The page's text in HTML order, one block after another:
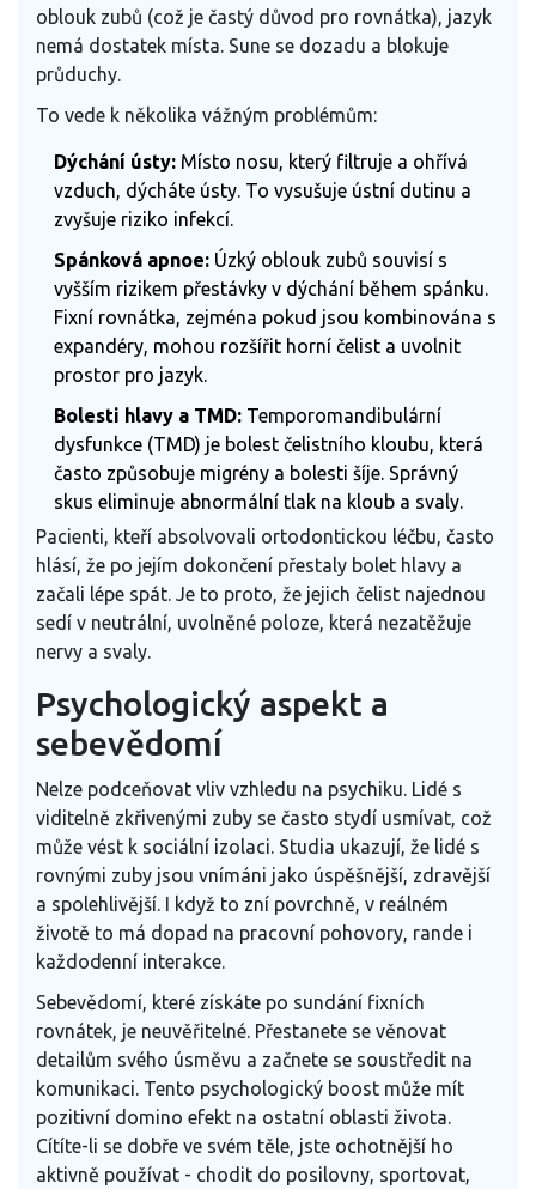
oblouk zubů (což je častý důvod pro rovnátka), jazyk
nemá dostatek místa. Sune se dozadu a blokuje
průduchy.
To vede k několika vážným problémům:
Dýchání ústy: Místo nosu, který filtruje a ohřívá
vzduch, dýcháte ústy. To vysušuje ústní dutinu a
zvyšuje riziko infekcí.
Spánková apnoe: Úzký oblouk zubů souvisí s
vyšším rizikem přestávky v dýchání během spánku.
Fixní rovnátka, zejména pokud jsou kombinována s
expandéry, mohou rozšířit horní čelist a uvolnit
prostor pro jazyk.
Bolesti hlavy a TMD: Temporomandibulární
dysfunkce (TMD) je bolest čelistního kloubu, která
často způsobuje migrény a bolesti šíje. Správný
skus eliminuje abnormální tlak na kloub a svaly.
Pacienti, kteří absolvovali ortodontickou léčbu, často
hlásí, že po jejím dokončení přestaly bolet hlavy a
začali lépe spát. Je to proto, že jejich čelist najednou
sedí v neutrální, uvolněné poloze, která nezatěžuje
nervy a svaly.
Psychologický aspekt a
sebevědomí
Nelze podceňovat vliv vzhledu na psychiku. Lidé s
viditelně zkřivenými zuby se často stydí usmívat, což
může vést k sociální izolaci. Studia ukazují, že lidé s
rovnými zuby jsou vnímáni jako úspěšnější, zdravější
a spolehlivější. I když to zní povrchně, v reálném
životě to má dopad na pracovní pohovory, rande i
každodenní interakce.
Sebevědomí, které získáte po sundání fixních
rovnátek, je neuvěřitelné. Přestanete se věnovat
detailům svého úsměvu a začnete se soustředit na
komunikaci. Tento psychologický boost může mít
pozitivní domino efekt na ostatní oblasti života.
Cítíte-li se dobře ve svém těle, jste ochotnější ho
aktivně používat - chodit do posilovny, sportovat,